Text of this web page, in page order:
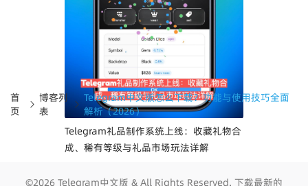
Telegram礼品制作系统上线：收藏礼物合
成、稀有等级与礼品市场玩法详解
首
页
博客列
表
Telegram中文版怎么下载？功能与使用技巧全面
解析（2026）
©2026 Telegram中文版 & All Rights Reserved. 下载最新的